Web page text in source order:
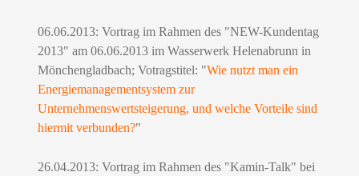
06.06.2013: Vortrag im Rahmen des "NEW-Kundentag
2013" am 06.06.2013 im Wasserwerk Helenabrunn in
Mönchengladbach; Votragstitel: "Wie nutzt man ein
Energiemanagementsystem zur
Unternehmenswertsteigerung, und welche Vorteile sind
hiermit verbunden?"
26.04.2013: Vortrag im Rahmen des "Kamin-Talk" bei